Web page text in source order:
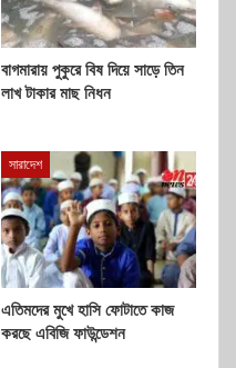
বাগমারায় পুকুরে বিষ দিয়ে সাড়ে তিন
লাখ টাকার মাছ নিধন
সারাদেশ
এতিমদের মুখে হাসি ফোটাতে কাজ
করছে এবিজি ফাউন্ডেশন